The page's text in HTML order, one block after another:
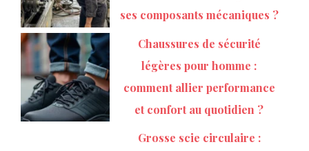
ses composants mécaniques ?
Chaussures de sécurité
légères pour homme :
comment allier performance
et confort au quotidien ?
Grosse scie circulaire :